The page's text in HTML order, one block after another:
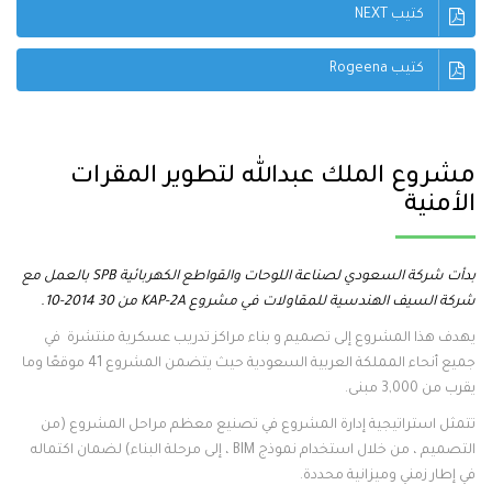
كتيب NEXT
كتيب Rogeena
مشروع الملك عبدالله لتطوير المقرات
الأمنية
بدأت شركة السعودي لصناعة اللوحات والقواطع الكهربائية SPB بالعمل مع
شركة السيف الهندسية للمقاولات في مشروع KAP-2A من 30 2014-10.
يهدف هذا المشروع إلى تصميم و بناء مراكز تدريب عسكرية منتشرة في
جميع أنحاء المملكة العربية السعودية حيث يتضمن المشروع 41 موقعًا وما
يقرب من 3,000 مبنى.
تتمثل استراتيجية إدارة المشروع في تصنيع معظم مراحل المشروع (من
التصميم ، من خلال استخدام نموذج BIM ، إلى مرحلة البناء) لضمان اكتماله
في إطار زمني وميزانية محددة.